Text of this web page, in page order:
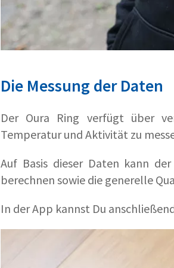
Die Messung der Daten
Der Oura Ring verfügt über
Temperatur und Aktivität zu
Auf Basis dieser Daten kann
berechnen sowie die generelle
In der App kannst Du